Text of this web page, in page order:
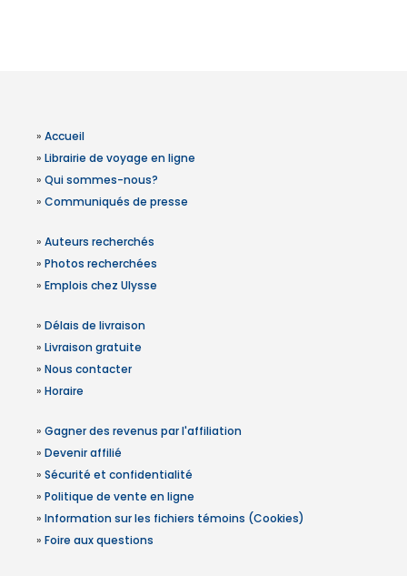
» Accueil
» Librairie de voyage en ligne
» Qui sommes-nous?
» Communiqués de presse
» Auteurs recherchés
» Photos recherchées
» Emplois chez Ulysse
» Délais de livraison
» Livraison gratuite
» Nous contacter
» Horaire
» Gagner des revenus par l'affiliation
» Devenir affilié
» Sécurité et confidentialité
» Politique de vente en ligne
» Information sur les fichiers témoins (Cookies)
» Foire aux questions